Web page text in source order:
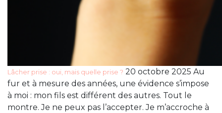
Lâcher prise : oui, mais quelle prise ? 20 octobre 2025 Au
fur et à mesure des années, une évidence s’impose
à moi : mon fils est différent des autres. Tout le
montre. Je ne peux pas l’accepter. Je m’accroche à